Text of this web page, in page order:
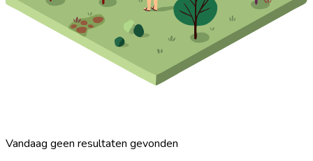
Vandaag geen resultaten gevonden